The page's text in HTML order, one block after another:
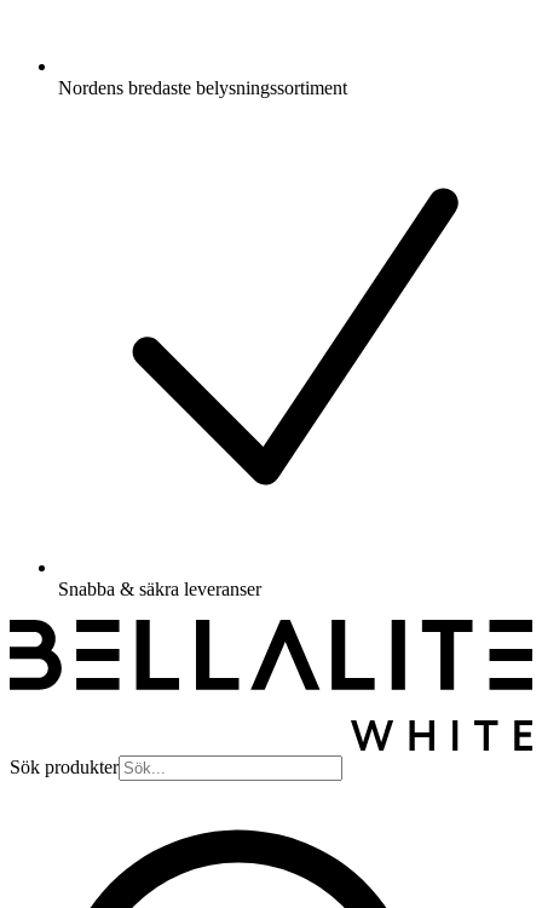
Nordens bredaste belysningssortiment
Snabba & säkra leveranser
Sök produkter